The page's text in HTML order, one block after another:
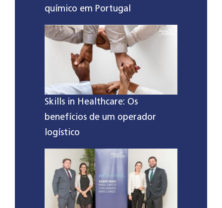
químico em Portugal
Skills in Healthcare: Os
benefícios de um operador
logístico